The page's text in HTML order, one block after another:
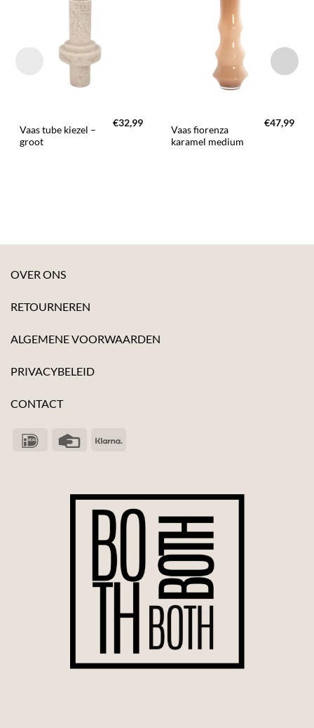
AAN JOUW
FAVORIETEN
Vaas tube kiezel –
groot
€32,99
TOEVOEGEN
AAN JOUW
FAVORIETEN
Vaas fiorenza
karamel medium
€47,99
OVER ONS
RETOURNEREN
ALGEMENE VOORWAARDEN
PRIVACYBELEID
CONTACT